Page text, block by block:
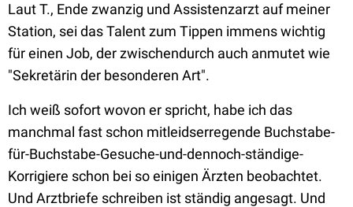
Laut T., Ende zwanzig und Assistenzarzt auf meiner
Station, sei das Talent zum Tippen immens wichtig
für einen Job, der zwischendurch auch anmutet wie
"Sekretärin der besonderen Art".
Ich weiß sofort wovon er spricht, habe ich das
manchmal fast schon mitleidserregende Buchstabe-
für-Buchstabe-Gesuche-und-dennoch-ständige-
Korrigiere schon bei so einigen Ärzten beobachtet.
Und Arztbriefe schreiben ist ständig angesagt. Und